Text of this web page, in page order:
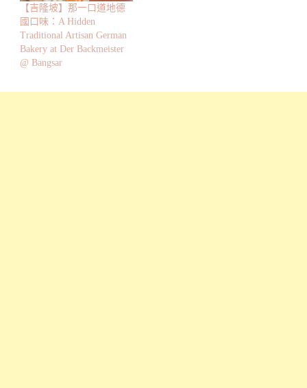
【吉隆坡】那一口道地德
國口味：A Hidden
Traditional Artisan German
Bakery at Der Backmeister
@ Bangsar